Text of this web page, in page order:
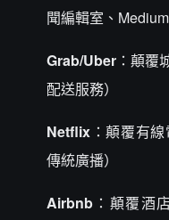
聞編輯室、Medium
Grab/Uber ：顛覆
配送服務）
Netflix ：顛覆有
傳統廣播）
Airbnb ：顛覆酒